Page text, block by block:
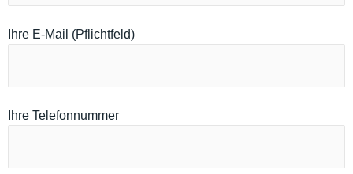
Ihre E-Mail (Pflichtfeld)
Ihre Telefonnummer